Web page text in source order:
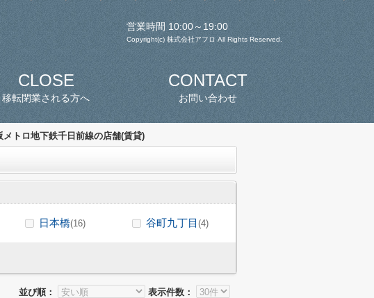
営業時間 10:00～19:00
Copyright(c) 株式会社アフロ All Rights Reserved.
CLOSE
移転閉業される方へ
CONTACT
お問い合わせ
メトロ地下鉄千日前線の店舗(賃貸)
日本橋(16) 谷町九丁目 (4)
並び順： 表示件数：